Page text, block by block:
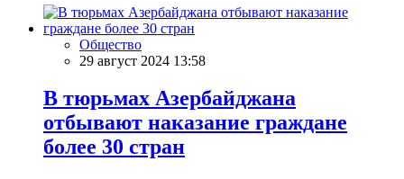
Общество
29 август 2024 13:58
В тюрьмах Азербайджана
отбывают наказание граждане
более 30 стран